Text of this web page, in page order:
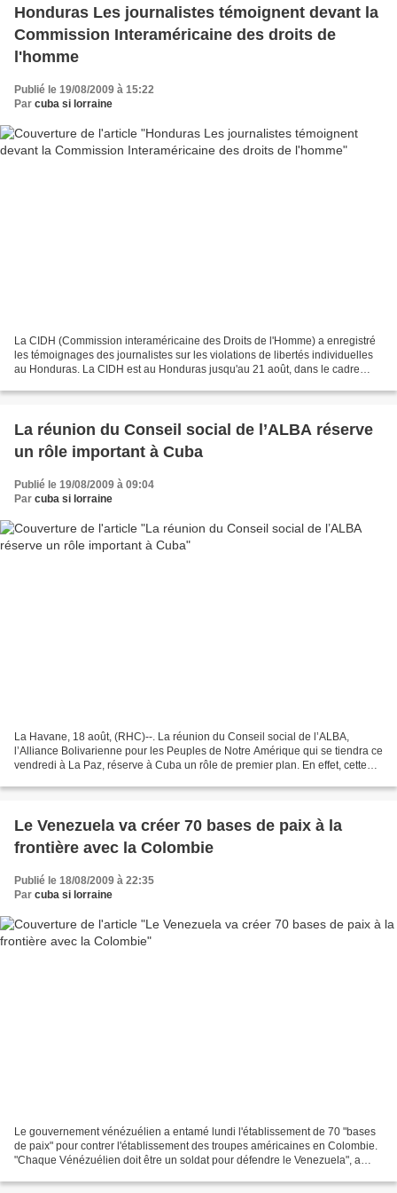
Honduras Les journalistes témoignent devant la
Commission Interaméricaine des droits de
l'homme
Publié le 19/08/2009 à 15:22
Par cuba si lorraine
La CIDH (Commission interaméricaine des Droits de l'Homme) a enregistré
les témoignages des journalistes sur les violations de libertés individuelles
au Honduras. La CIDH est au Honduras jusqu'au 21 août, dans le cadre
La réunion du Conseil social de l’ALBA réserve
un rôle important à Cuba
Publié le 19/08/2009 à 09:04
Par cuba si lorraine
La Havane, 18 août, (RHC)--. La réunion du Conseil social de l’ALBA,
l’Alliance Bolivarienne pour les Peuples de Notre Amérique qui se tiendra ce
vendredi à La Paz, réserve à Cuba un rôle de premier plan. En effet, cette
Le Venezuela va créer 70 bases de paix à la
frontière avec la Colombie
Publié le 18/08/2009 à 22:35
Par cuba si lorraine
Le gouvernement vénézuélien a entamé lundi l'établissement de 70 "bases
de paix" pour contrer l'établissement des troupes américaines en Colombie.
"Chaque Vénézuélien doit être un soldat pour défendre le Venezuela", a